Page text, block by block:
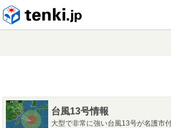
台風13号情報
大型で非常に強い台風13号が名護市